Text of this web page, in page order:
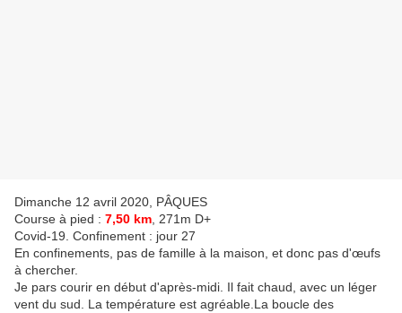
Dimanche 12 avril 2020, PÂQUES
Course à pied : 7,50 km , 271m D+
Covid-19. Confinement : jour 27
En confinements, pas de famille à la maison, et donc pas d'œufs
à chercher.
Je pars courir en début d'après-midi. Il fait chaud, avec un léger
vent du sud. La température est agréable.La boucle des